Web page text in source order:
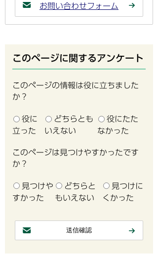
お問い合わせフォーム
このページに関するアンケート
このページの情報は役に立ちました
か？
役に
立った
どちらとも
いえない
役にたた
なかった
このページは見つけやすかったです
か？
見つけや
すかった
どちらと
もいえない
見つけに
くかった